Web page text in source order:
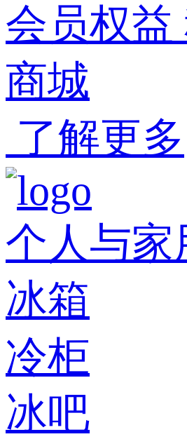
会员权益
商城
了解更多
个人与家
冰箱
冷柜
冰吧